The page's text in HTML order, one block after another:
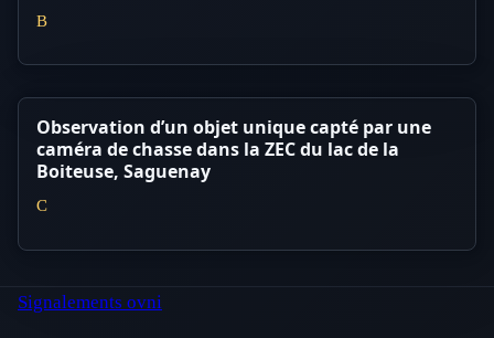
B
Observation d’un objet unique capté par une
caméra de chasse dans la ZEC du lac de la
Boiteuse, Saguenay
C
Signalements ovni